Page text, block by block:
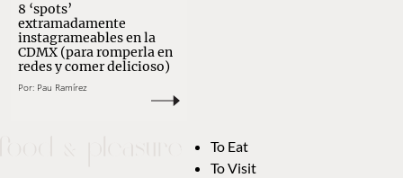
8 ‘spots’
extramadamente
instagrameables en la
CDMX (para romperla en
redes y comer delicioso)
Por: Pau Ramírez
To Eat
To Visit